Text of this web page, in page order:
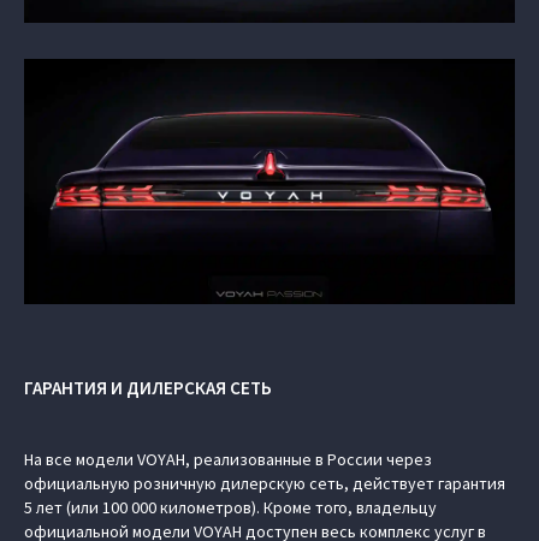
ГАРАНТИЯ И ДИЛЕРСКАЯ СЕТЬ
На все модели VOYAH, реализованные в России через
официальную розничную дилерскую сеть, действует гарантия
5 лет (или 100 000 километров). Кроме того, владельцу
официальной модели VOYAH доступен весь комплекс услуг в